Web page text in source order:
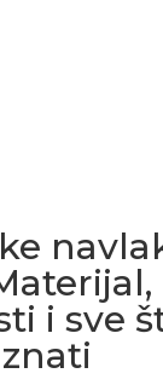
i sve